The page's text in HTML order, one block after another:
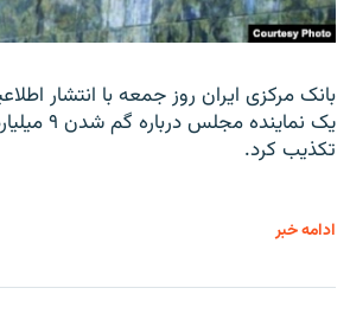
بانک مرکزی ایران روز جمعه با انتشار
یک نماینده
تکذیب کرد.
ادامه خبر